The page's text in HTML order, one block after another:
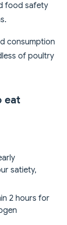
food safety
consumption
of poultry
eat
satiety,
2 hours for